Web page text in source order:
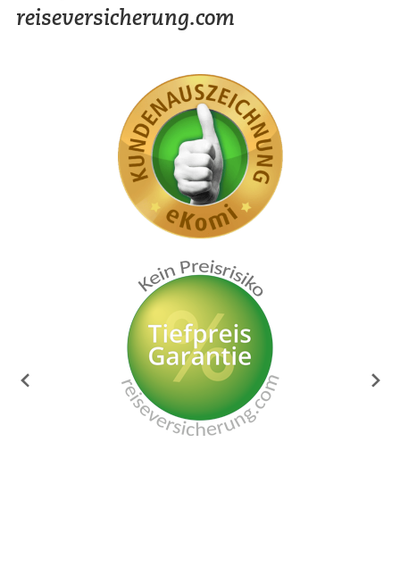
reiseversicherung.com